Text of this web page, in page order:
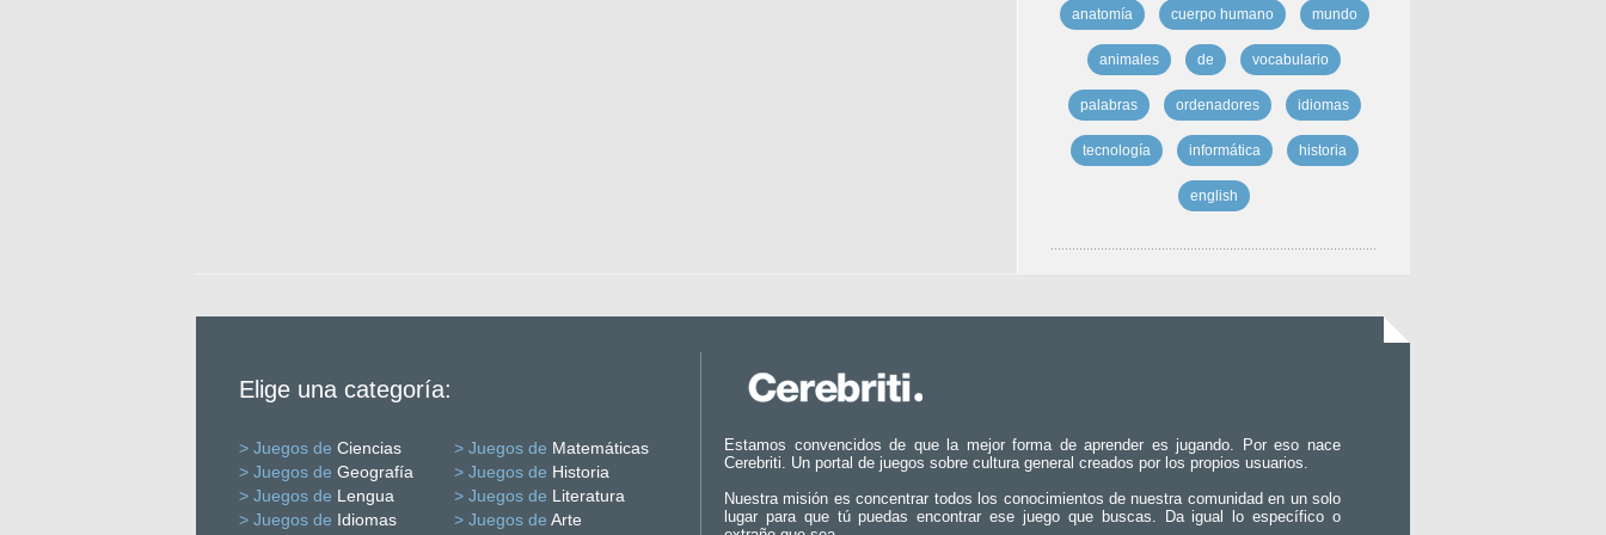
anatomía cuerpo humano mundo
animales de vocabulario
palabras ordenadores idiomas
tecnología informática historia
english
Elige una categoría:
> Juegos de Ciencias > Juegos de Matemáticas
> Juegos de Geografía > Juegos de Historia
> Juegos de Lengua > Juegos de Literatura
> Juegos de Idiomas > Juegos de Arte
Estamos convencidos de que la mejor forma de aprender es jugando. Por eso nace
Cerebriti. Un portal de juegos sobre cultura general creados por los propios usuarios.
Nuestra misión es concentrar todos los conocimientos de nuestra comunidad en un solo
lugar para que tú puedas encontrar ese juego que buscas. Da igual lo específico o